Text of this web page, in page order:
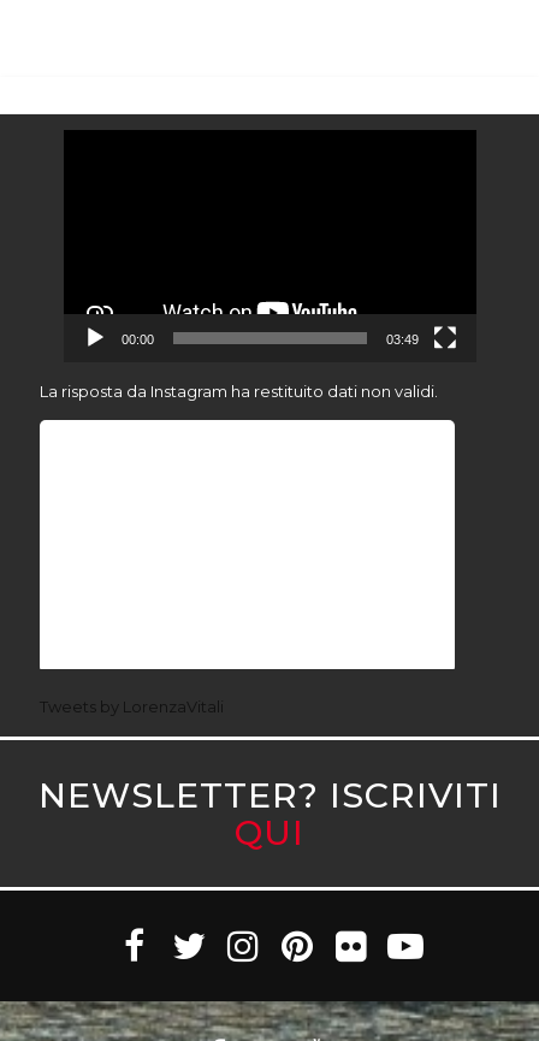
00:00 03:49
La risposta da Instagram ha restituito dati non validi.
Tweets by LorenzaVitali
NEWSLETTER? ISCRIVITI
QUI